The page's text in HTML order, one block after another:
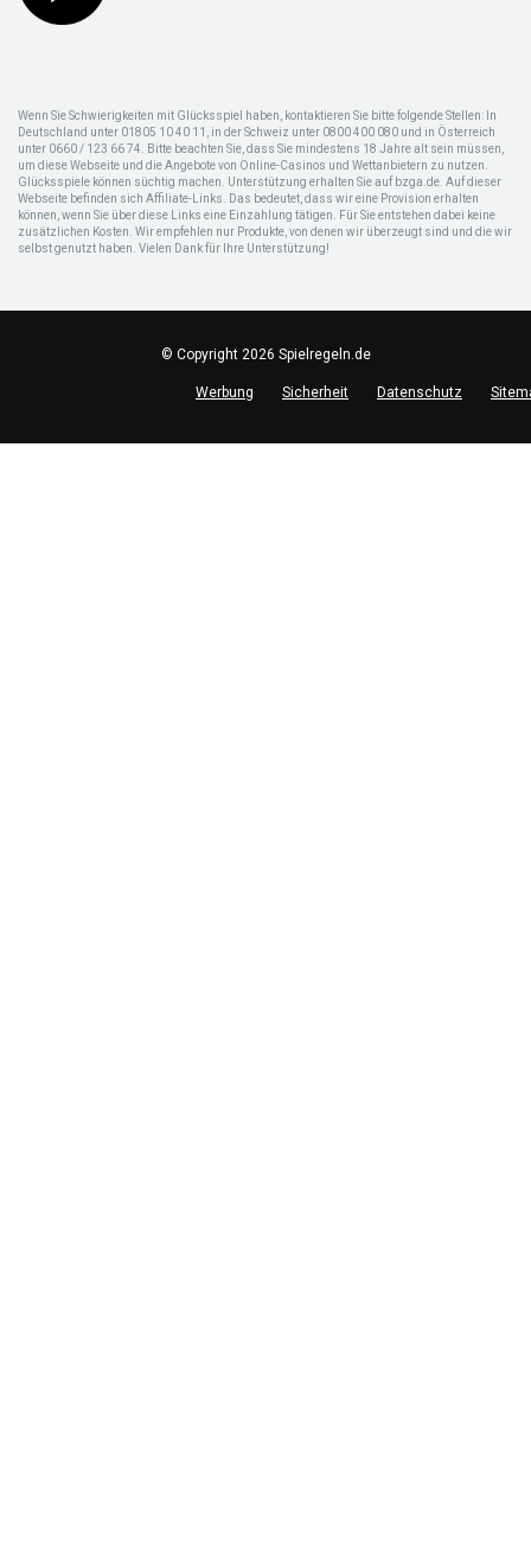
Wenn Sie Schwierigkeiten mit Glücksspiel haben, kontaktieren Sie bitte folgende Stellen: In
Deutschland unter 01805 10 40 11, in der Schweiz unter 0800 400 080 und in Österreich
unter 0660 / 123 66 74. Bitte beachten Sie, dass Sie mindestens 18 Jahre alt sein müssen,
um diese Webseite und die Angebote von Online-Casinos und Wettanbietern zu nutzen.
Glücksspiele können süchtig machen. Unterstützung erhalten Sie auf bzga.de. Auf dieser
Webseite befinden sich Affiliate-Links. Das bedeutet, dass wir eine Provision erhalten
können, wenn Sie über diese Links eine Einzahlung tätigen. Für Sie entstehen dabei keine
zusätzlichen Kosten. Wir empfehlen nur Produkte, von denen wir überzeugt sind und die wir
selbst genutzt haben. Vielen Dank für Ihre Unterstützung!
© Copyright 2026 Spielregeln.de
Werbung Sicherheit Datenschutz